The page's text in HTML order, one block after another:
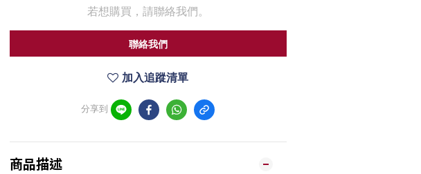
若想購買，請聯絡我們。
聯絡我們
加入追蹤清單
分享到
商品描述